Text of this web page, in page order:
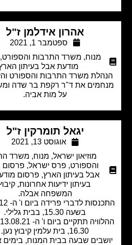
אהרון אידלמן ז"ל
ספטמבר 1, 2021
מנוח, משרד התרבות והספורט,פרסום
מודעת אבל בעיתון הארץ
משרד התרבות והספורט והעובדים
את ד"ר רקפת בר שדה ומשפחתה
על מות אביה.
יגאל תומרקין ז"ל
אוגוסט 13, 2021
מוזיאון ישראל, מנוח,משרד התרבות
והספורט,פרס ישראל, פרסום מודעת
אבל בעיתון הארץ,פרסום מודעת אבל
בעיתון ידיעות אחרונות,קיבוץ נען
המשפחה אבלה.
התכנסות לדברי פרידה ביום ו' ה- 13.08.12,
ההלוויה תתקיים ביום ו' ה- 13.08.21, בשעה
שבעה בבית המנוח, בימים א'-ה' ה-